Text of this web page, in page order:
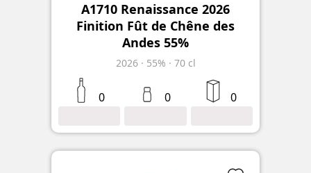
A1710 Renaissance 2026
Finition Fût de Chêne des
Andes 55%
2026 · 55% · 70 cl
0 0 0